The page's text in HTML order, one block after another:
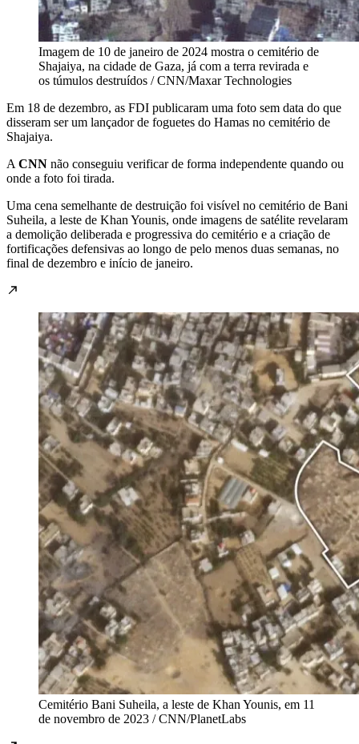
Imagem de 10 de janeiro de 2024 mostra o cemitério de
Shajaiya, na cidade de Gaza, já com a terra revirada e
os túmulos destruídos / CNN/Maxar Technologies
Em 18 de dezembro, as FDI publicaram uma foto sem data do que
disseram ser um lançador de foguetes do Hamas no cemitério de
Shajaiya.
A CNN não conseguiu verificar de forma independente quando ou
onde a foto foi tirada.
Uma cena semelhante de destruição foi visível no cemitério de Bani
Suheila, a leste de Khan Younis, onde imagens de satélite revelaram
a demolição deliberada e progressiva do cemitério e a criação de
fortificações defensivas ao longo de pelo menos duas semanas, no
final de dezembro e início de janeiro.
Cemitério Bani Suheila, a leste de Khan Younis, em 11
de novembro de 2023 / CNN/PlanetLabs